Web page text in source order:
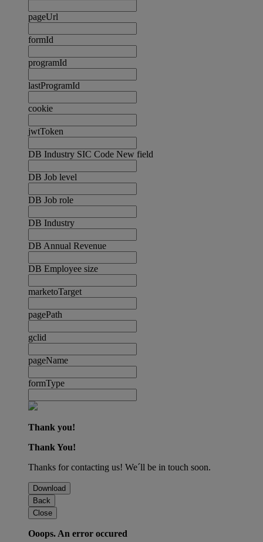
pageUrl
formId
programId
lastProgramId
cookie
jwtToken
DB Industry SIC Code New field
DB Job level
DB Job role
DB Industry
DB Annual Revenue
DB Employee size
marketoTarget
pagePath
gclid
pageName
formType
Thank you!
Thank You!
Thanks for contacting us! We´ll be in touch soon.
Download
Back
Close
Ooops. An error occured